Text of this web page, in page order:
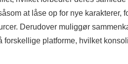
at låse op for nye karakterer,
Derudover muliggør
forskellige platforme, hvilket